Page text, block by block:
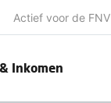
Actief voor de FNV
Inkomen